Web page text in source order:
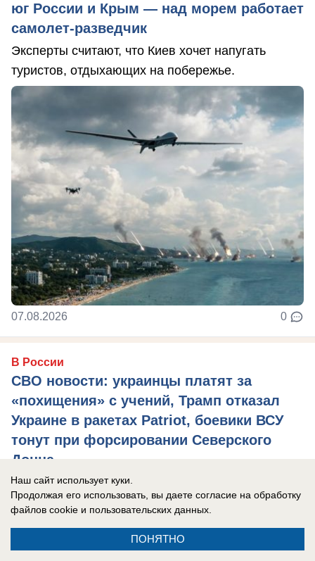
юг России и Крым — над морем работает
самолет-разведчик
Эксперты считают, что Киев хочет напугать
туристов, отдыхающих на побережье.
07.08.2026 0
В России
СВО новости: украинцы платят за
«похищения» с учений, Трамп отказал
Украине в ракетах Patriot, боевики ВСУ
тонут при форсировании Северского
Донца
Главные новости СВО на утро 7 августа 2026
года.
Наш сайт использует куки.
Продолжая его использовать, вы даете согласие на обработку
файлов cookie и пользовательских данных.
ПОНЯТНО